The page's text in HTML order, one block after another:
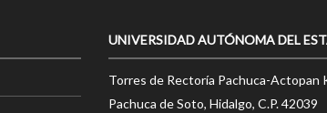
UNIVERSIDAD AUTÓNOMA DEL
Torres de Rectoría Pachuca-Actopan
Pachuca de Soto, Hidalgo, C.P. 42039